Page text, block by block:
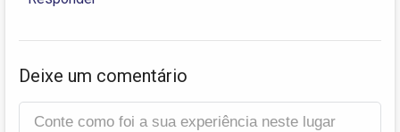
Deixe um comentário